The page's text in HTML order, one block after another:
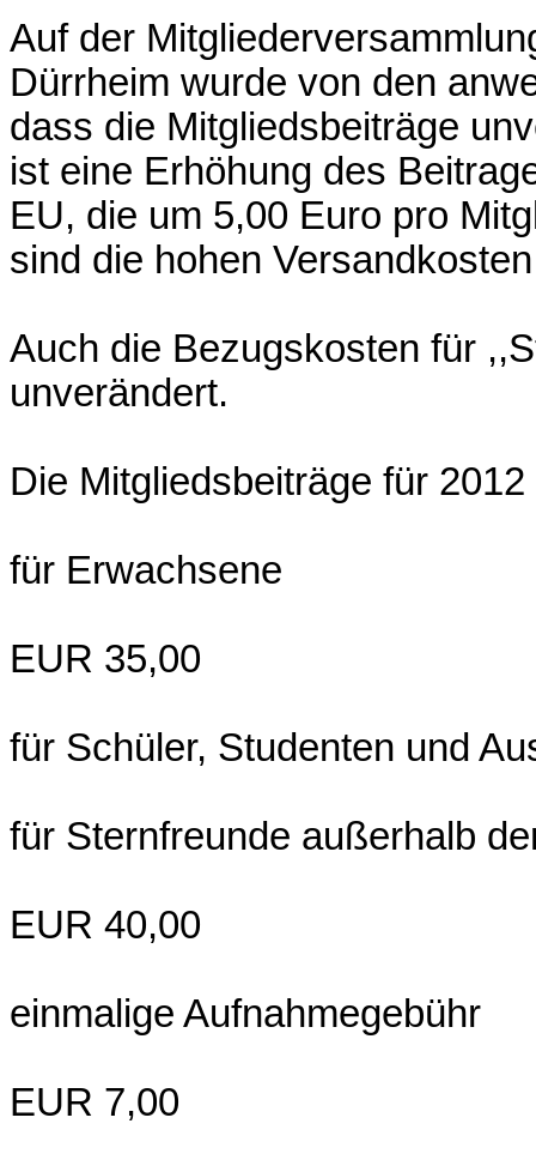
Auf der
Dürrheim wurde von den
dass die Mitgliedsbeiträge
ist eine Erhöhung des
EU, die um 5,00 Euro pro
sind die hohen
Auch die Bezugskosten für
unverändert.
Die Mitgliedsbeiträge für
für Erwachsene
EUR 35,00
für Schüler, Studenten und
für Sternfreunde außerhalb
EUR 40,00
einmalige Aufnahmegebühr
EUR 7,00